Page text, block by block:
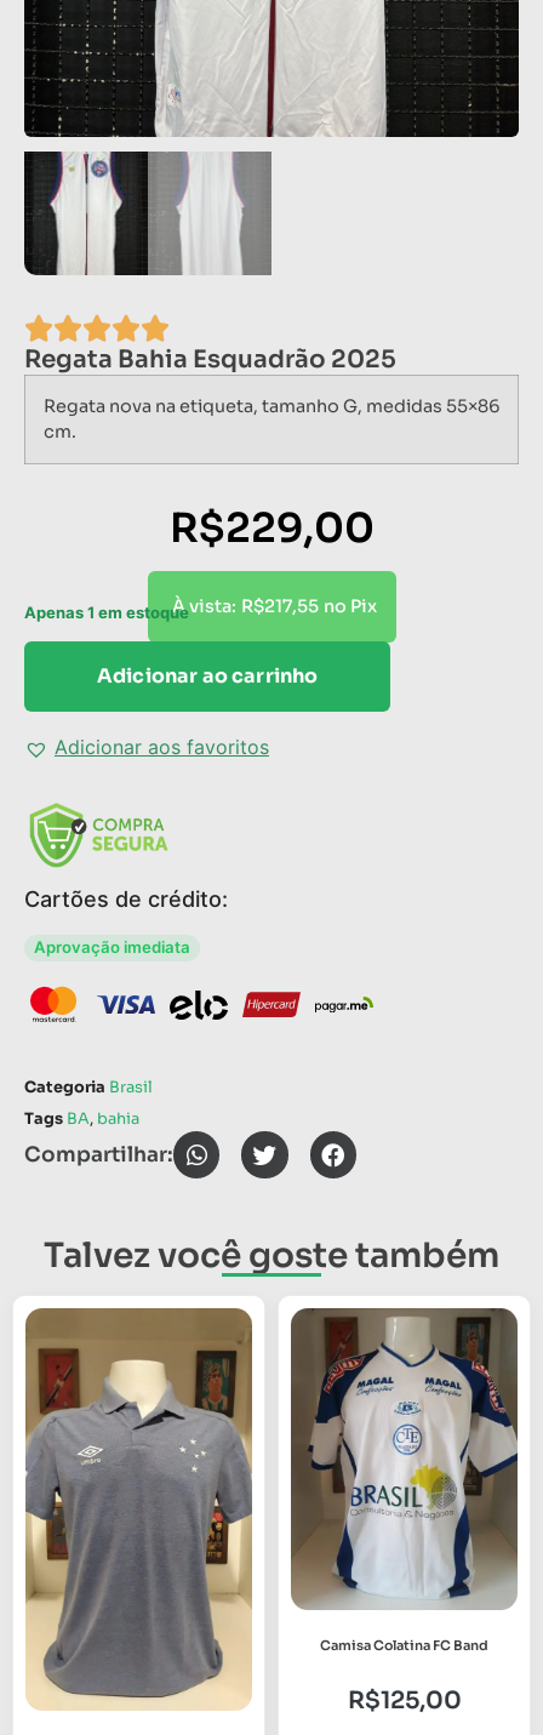
Regata Bahia Esquadrão 2025
Regata nova na etiqueta, tamanho G, medidas 55×86
cm.
R$229,00
À vista: R$217,55 no Pix
Apenas 1 em estoque
Adicionar ao carrinho
Adicionar aos favoritos
Cartões de crédito:
Aprovação imediata
Categoria Brasil
Tags BA, bahia
Compartilhar:
Talvez você goste também
Camisa Colatina FC Band
R$125,00